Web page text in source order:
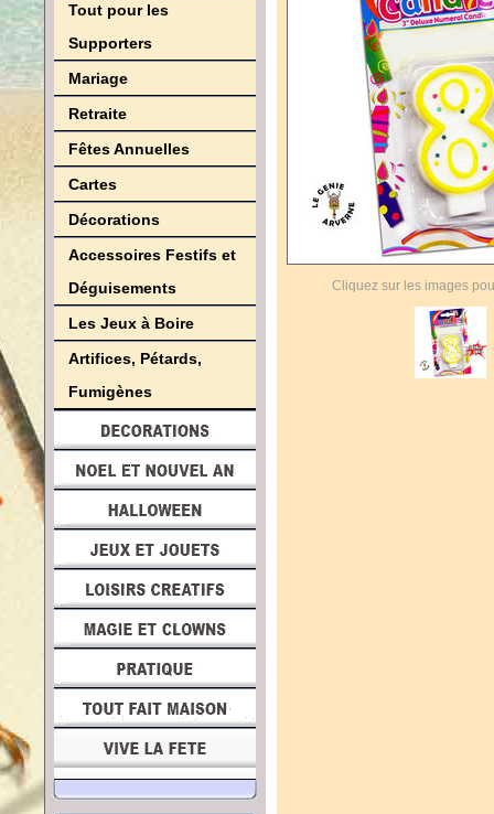
Tout pour les
Supporters
Mariage
Retraite
Fêtes Annuelles
Cartes
Décorations
Accessoires Festifs et
Déguisements
Les Jeux à Boire
Artifices, Pétards,
Fumigènes
Cliquez sur les images